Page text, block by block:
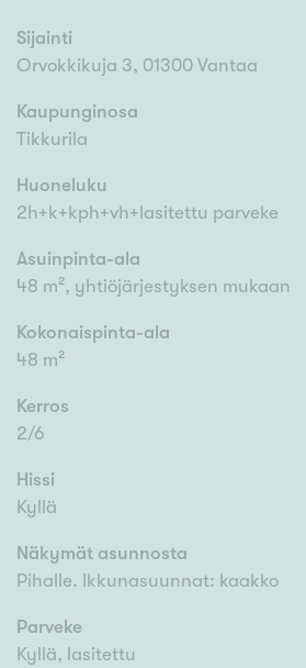
Sijainti
Orvokkikuja 3, 01300 Vantaa
Kaupunginosa
Tikkurila
Huoneluku
2h+k+kph+vh+lasitettu parveke
Asuinpinta-ala
48 m², yhtiöjärjestyksen mukaan
Kokonaispinta-ala
48 m²
Kerros
2/6
Hissi
Kyllä
Näkymät asunnosta
Pihalle. Ikkunasuunnat: kaakko
Parveke
Kyllä, lasitettu